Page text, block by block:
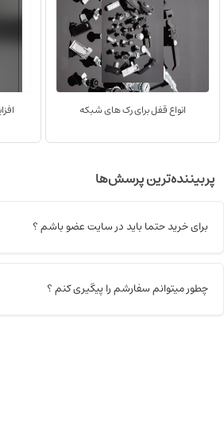
انواع قفل برای رک های شبکه
پربیننده‌ترین پرسش‌ها
برای خرید حتما باید در سایت عضو باشم ؟
چطور میتوانم سفارشم را پیگیری کنم ؟